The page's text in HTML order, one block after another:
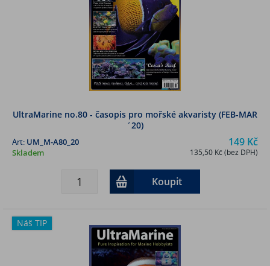
UltraMarine no.80 - časopis pro mořské akvaristy (FEB-MAR
´20)
149 Kč
135,50 Kč (bez DPH)
Art: UM_M-A80_20
Skladem
Koupit
Náš TIP